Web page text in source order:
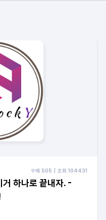
구매 505 | 조회 104431
하나로 끝내자. -